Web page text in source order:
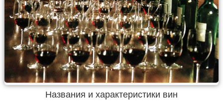
Названия и характеристики вин